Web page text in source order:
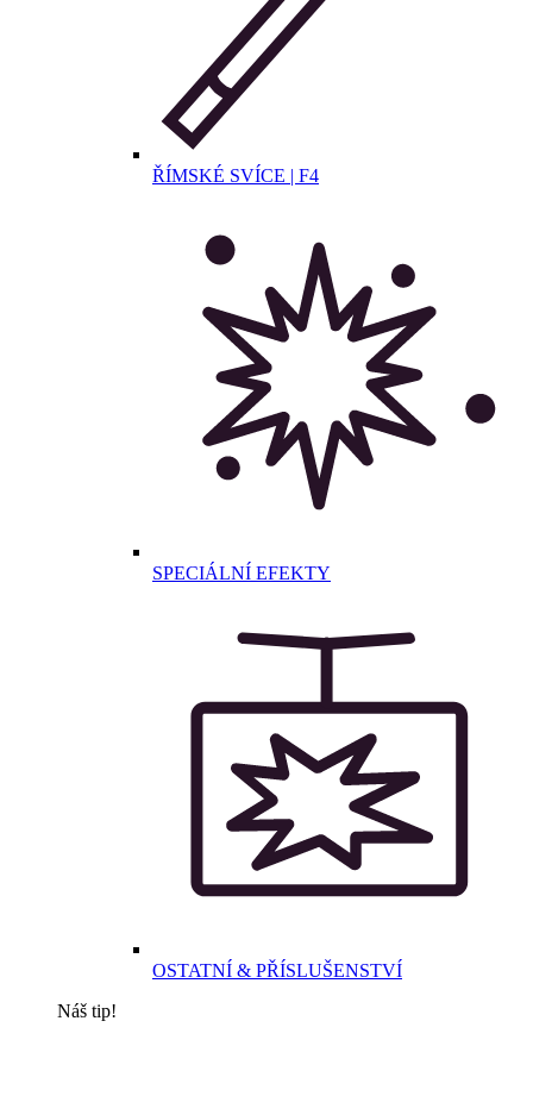
ŘÍMSKÉ SVÍCE | F4
SPECIÁLNÍ EFEKTY
OSTATNÍ & PŘÍSLUŠENSTVÍ
Náš tip!